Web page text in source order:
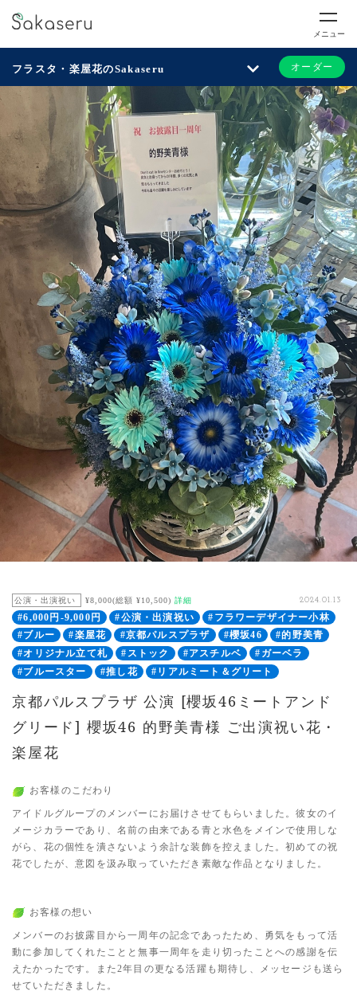
メニュー
フラスタ・楽屋花のSakaseru オーダー
公演・出演祝い ¥8,000(総額 ¥10,500) 詳細 2024.01.13
#6,000円-9,000円 #公演・出演祝い
#フラワーデザイナー小林
#ブルー
#楽屋花 #京都パルスプラザ #櫻坂46
#的野美青
#オリジナル立て札
#ストック #アスチルベ
#ガーベラ
#ブルースター
#推し花 #リアルミート＆グリート
京都パルスプラザ 公演 [櫻坂46ミートアンド
グリード] 櫻坂46 的野美青様 ご出演祝い花・
楽屋花
お客様のこだわり
アイドルグループのメンバーにお届けさせてもらいました。彼女のイ
メージカラーであり、名前の由来である青と水色をメインで使用しな
がら、花の個性を潰さないよう余計な装飾を控えました。初めての祝
花でしたが、意図を汲み取っていただき素敵な作品となりました。
お客様の想い
メンバーのお披露目から一周年の記念であったため、勇気をもって活
動に参加してくれたことと無事一周年を走り切ったことへの感謝を伝
えたかったです。また2年目の更なる活躍も期待し、メッセージも送ら
せていただきました。